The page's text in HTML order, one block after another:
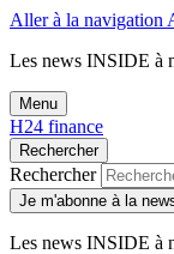
Aller à la navigation
Les news INSIDE à
Menu
H24 finance
Rechercher
Rechercher
Je m'abonne à la
Les news INSIDE à